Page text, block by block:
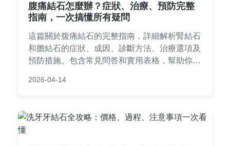
腹痛結石怎麼辦？症狀、治療、預防完整
指南，一次搞懂所有疑問
這篇關於腹痛結石的完整指南，詳細解析腎結石
和膽結石的症狀、成因、診斷方法、治療選項及
預防措施。包含常見問答和實用表格，幫助你從
擾。
2026-04-14